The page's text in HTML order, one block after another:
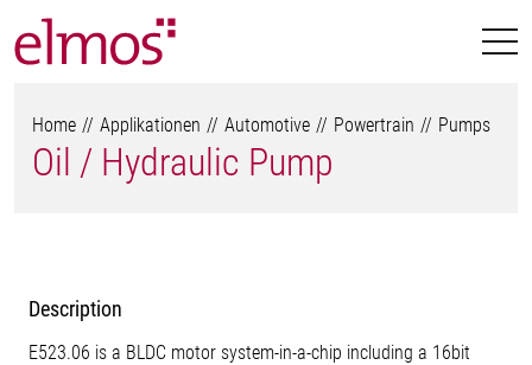
Home Applikationen Automotive Powertrain Pumps
Oil / Hydraulic Pump
Description
E523.06 is a BLDC motor system-in-a-chip including a 16bit